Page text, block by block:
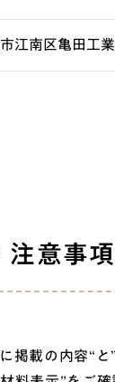
江南区亀田工
注意事項
載の内容“